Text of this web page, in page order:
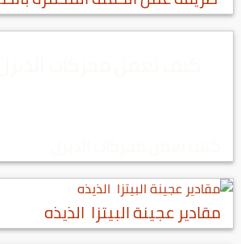
مقادير عجينة البيتزا الذيذه